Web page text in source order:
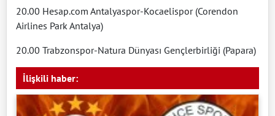
20.00 Hesap.com Antalyaspor-Kocaelispor (Corendon
Airlines Park Antalya)
20.00 Trabzonspor-Natura Dünyası Gençlerbirliği (Papara)
İlişkili haber: